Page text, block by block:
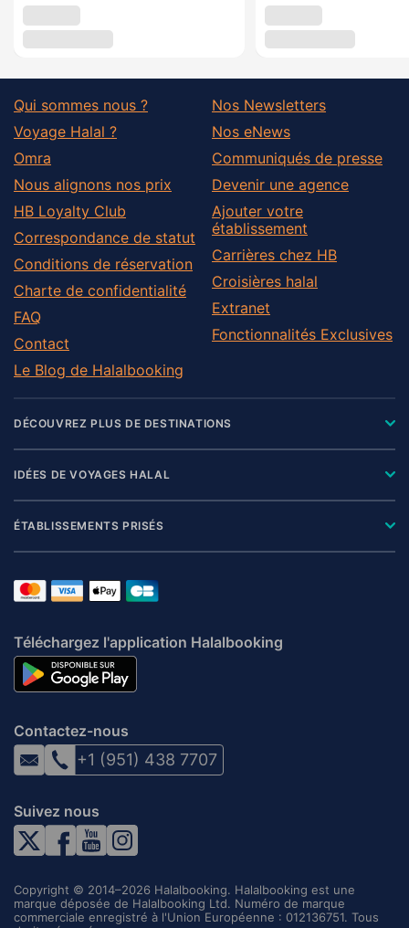
Qui sommes nous ?
Voyage Halal ?
Omra
Nous alignons nos prix
HB Loyalty Club
Correspondance de statut
Conditions de réservation
Charte de confidentialité
FAQ
Contact
Le Blog de Halalbooking
Nos Newsletters
Nos eNews
Communiqués de presse
Devenir une agence
Ajouter votre
établissement
Carrières chez HB
Croisières halal
Extranet
Fonctionnalités Exclusives
DÉCOUVREZ PLUS DE DESTINATIONS
IDÉES DE VOYAGES HALAL
ÉTABLISSEMENTS PRISÉS
Téléchargez l'application Halalbooking
Contactez-nous
+1 (951) 438 7707
Suivez nous
Copyright © 2014–2026 Halalbooking. Halalbooking est une
marque déposée de Halalbooking Ltd. Numéro de marque
commerciale enregistré à l'Union Européenne : 012136751. Tous